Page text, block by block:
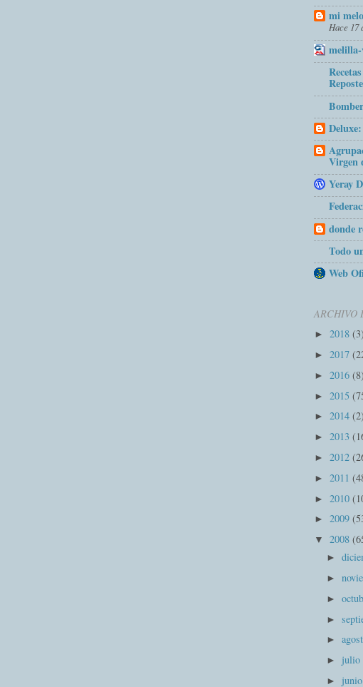
mi
Hace 17
Virgen
Yeray
donde
Todo
Web
ARCHIVO
► 2018 (3)
► 2017
► 2016 (8)
► 2015
► 2014 (2)
► 2013
► 2012
► 2011
► 2010
► 2009
▼ 2008
►
►
►
►
►
► julio
►